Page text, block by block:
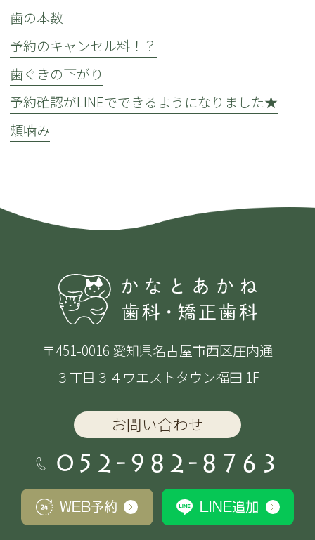
歯の本数
予約のキャンセル料！？
歯ぐきの下がり
予約確認がLINEでできるようになりました★
頬噛み
〒451-0016 愛知県名古屋市西区庄内通
３丁目３４ウエストタウン福田 1F
お問い合わせ
052-982-8763
WEB予約 LINE追加